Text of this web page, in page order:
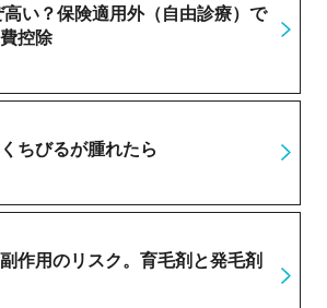
い？保険適用外（自由診療）で
控除
ちびるが腫れたら
作用のリスク。育毛剤と発毛剤